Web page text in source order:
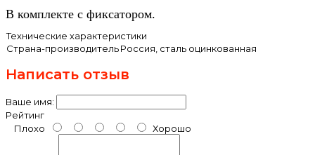
В комплекте с фиксатором.
Технические характеристики
Страна-производительРоссия, сталь оцинкованная
Написать отзыв
Ваше имя:
Рейтинг
Плохо
Хорошо